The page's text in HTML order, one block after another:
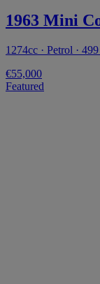
1963 Mini
1274cc · Petrol ·
€55,000
Featured